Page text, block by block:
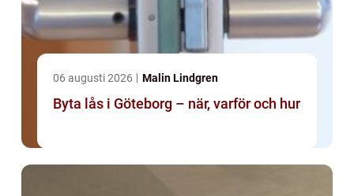
06 augusti 2026 Malin Lindgren
Byta lås i Göteborg – när, varför och hur